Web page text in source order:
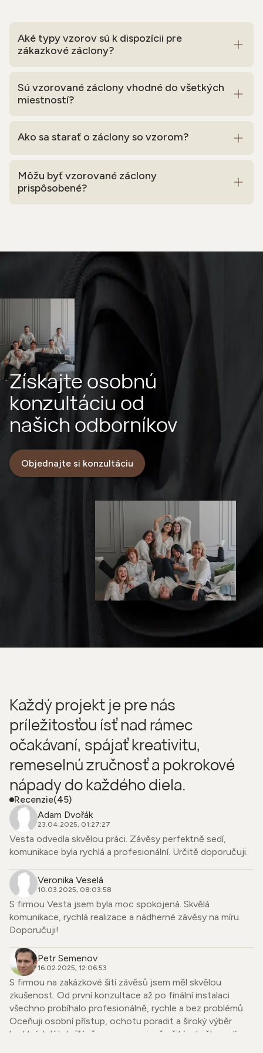
Aké typy vzorov sú k dispozícii pre
zákazkové záclony?
Sú vzorované záclony vhodné do všetkých
miestností?
Ako sa starať o záclony so vzorom?
Môžu byť vzorované záclony
prispôsobené?
Získajte osobnú
konzultáciu od
našich odborníkov
Objednajte si konzultáciu
Každý projekt je pre nás
príležitosťou ísť nad rámec
očakávaní, spájať kreativitu,
remeselnú zručnosť a pokrokové
nápady do každého diela.
Recenzie(45)
Adam Dvořák
23.04.2025, 01:27:27
Vesta odvedla skvělou práci. Závěsy perfektně sedí,
komunikace byla rychlá a profesionální. Určitě doporučuji.
Veronika Veselá
10.03.2025, 08:03:58
S firmou Vesta jsem byla moc spokojená. Skvělá
komunikace, rychlá realizace a nádherné závěsy na míru.
Doporučuji!
Petr Semenov
16.02.2025, 12:06:53
S firmou na zakázkové šití závěsů jsem měl skvělou
zkušenost. Od první konzultace až po finální instalaci
všechno probíhalo profesionálně, rychle a bez problémů.
Oceňuji osobní přístup, ochotu poradit a široký výběr
kvalitních látek. Závěsy jsou precizně ušité, skvěle sedí a